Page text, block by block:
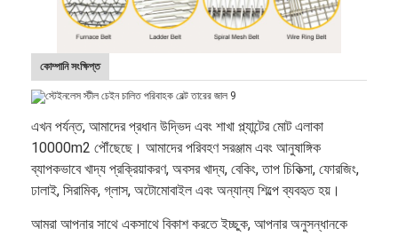
কোম্পানি সংক্ষিপ্ত
এখন পর্যন্ত, আমাদের প্রধান উদ্ভিদ এবং শাখা প্ল্যান্টের মোট এলাকা
10000m2 পৌঁছেছে। আমাদের পরিবহণ সরঞ্জাম এবং আনুষাঙ্গিক
ব্যাপকভাবে খাদ্য প্রক্রিয়াকরণ, অবসর খাদ্য, বেকিং, তাপ চিকিত্সা, ফোরজিং,
ঢালাই, সিরামিক, গ্লাস, অটোমোবাইল এবং অন্যান্য শিল্পে ব্যবহৃত হয়।
আমরা আপনার সাথে একসাথে বিকাশ করতে ইচ্ছুক, আপনার অনুসন্ধানকে